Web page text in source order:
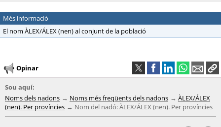
Més informació
El nom ÀLEX/ÁLEX (nen) al conjunt de la població
Opinar
Sou aquí:
Noms dels nadons
Noms més freqüents dels nadons
ÀLEX/ÁLEX
(nen). Per províncies
Nom del nadó: ÀLEX/ÁLEX (nen). Per províncies